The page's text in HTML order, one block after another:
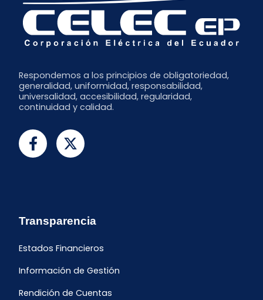
Respondemos a los principios de obligatoriedad,
generalidad, uniformidad, responsabilidad,
universalidad, accesibilidad, regularidad,
continuidad y calidad.
Transparencia
Estados Financieros
Información de Gestión
Rendición de Cuentas